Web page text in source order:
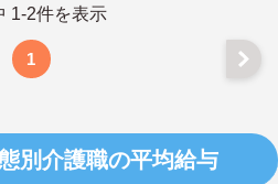
1-2件を表示
1
別介護職の平均給与